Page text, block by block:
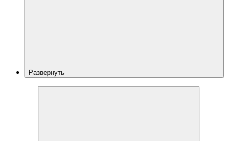
Развернуть